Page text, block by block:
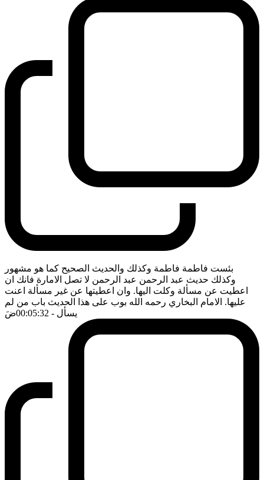
بئست فاطمة فاطمة وكذلك والحديث الصحيح كما هو مشهور
وكذلك حديث عبد الرحمن عبد الرحمن لا تصل الامارة فانك ان
اعطيت عن مسألة وكلت اليها. وان اعطيتها عن غير مسألة اعنت
عليها. الامام البخاري رحمه الله بوب على هذا الحديث باب من لم
يسأل - 00:05:32 ضَ